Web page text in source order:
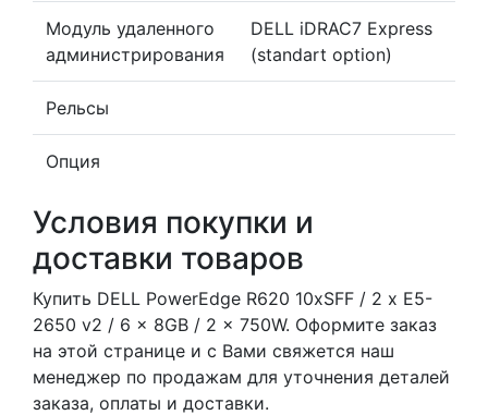
Модуль удаленного
администрирования
DELL iDRAC7 Express
(standart option)
Рельсы
Опция
Условия покупки и
доставки товаров
Купить DELL PowerEdge R620 10xSFF / 2 x E5-
2650 v2 / 6 x 8GB / 2 x 750W. Оформите заказ
на этой странице и с Вами свяжется наш
менеджер по продажам для уточнения деталей
заказа, оплаты и доставки.